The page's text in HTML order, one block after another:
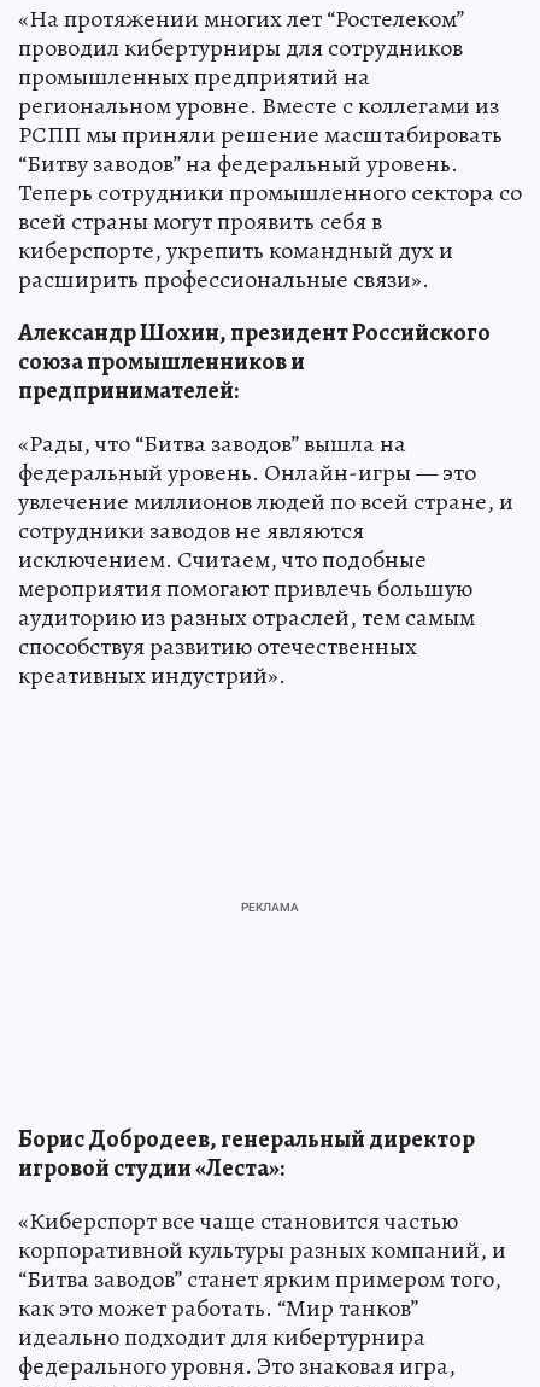
«На протяжении многих лет “Ростелеком”
проводил кибертурниры для сотрудников
промышленных предприятий на
региональном уровне. Вместе с коллегами из
РСПП мы приняли решение масштабировать
“Битву заводов” на федеральный уровень.
Теперь сотрудники промышленного сектора со
всей страны могут проявить себя в
киберспорте, укрепить командный дух и
расширить профессиональные связи».
Александр Шохин, президент Российского
союза промышленников и
предпринимателей:
«Рады, что “Битва заводов” вышла на
федеральный уровень. Онлайн-игры — это
увлечение миллионов людей по всей стране, и
сотрудники заводов не являются
исключением. Считаем, что подобные
мероприятия помогают привлечь большую
аудиторию из разных отраслей, тем самым
способствуя развитию отечественных
креативных индустрий».
Борис Добродеев, генеральный директор
игровой студии «Леста»:
«Киберспорт все чаще становится частью
корпоративной культуры разных компаний, и
“Битва заводов” станет ярким примером того,
как это может работать. “Мир танков”
идеально подходит для кибертурнира
федерального уровня. Это знаковая игра,